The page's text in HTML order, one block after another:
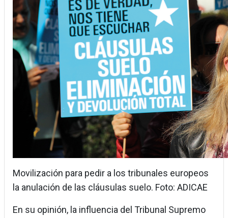
Movilización para pedir a los tribunales europeos
la anulación de las cláusulas suelo. Foto: ADICAE
En su opinión, la influencia del Tribunal Supremo